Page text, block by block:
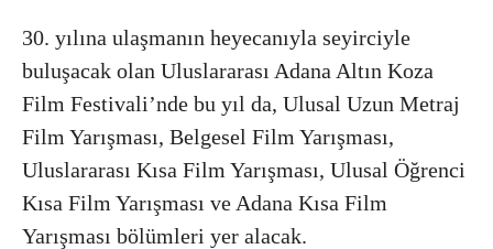
30. yılına ulaşmanın heyecanıyla seyirciyle
buluşacak olan Uluslararası Adana Altın Koza
Film Festivali’nde bu yıl da, Ulusal Uzun Metraj
Film Yarışması, Belgesel Film Yarışması,
Uluslararası Kısa Film Yarışması, Ulusal Öğrenci
Kısa Film Yarışması ve Adana Kısa Film
Yarışması bölümleri yer alacak.